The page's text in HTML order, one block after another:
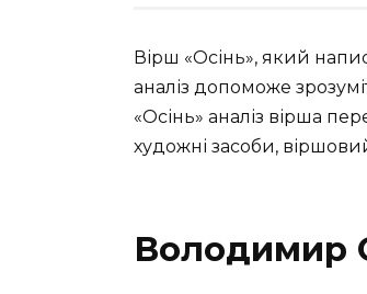
Вірш «Осінь», який
аналіз допоможе
«Осінь» аналіз вірша
художні засоби,
Володимир